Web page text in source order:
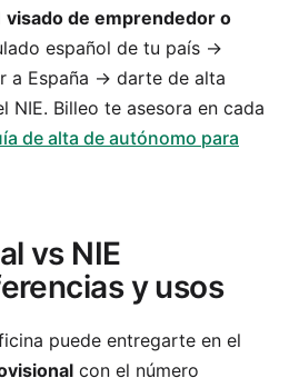
visado de emprendedor o
español de tu país →
a España → darte de alta
NIE. Billeo te asesora en cada
de alta de autónomo para
vs NIE
y usos
puede entregarte en el
con el número